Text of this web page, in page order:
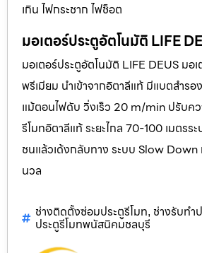
เกิน ไฟกระชาก ไฟช็อต
มอเตอร์ประตูอัตโนมัติ LIFE
มอเตอร์ประตูอัตโนมัติ LIFE DEUS มอ
พรีเมียม นำเข้าจากอิตาลีแท้ มีแบตสำรอ
แม้ตอนไฟดับ วิ่งเร็ว 20 m/min ปรับคว
รีโมทอิตาลีแท้ ระยะไกล 70-100 เมตร
ชนแล้วเด้งกลับทาง ระบบ Slow Down
นวล
ช่างติดตั้งซ่อมประตูรีโมท, ช่างรับทำ
ประตูรีโมทพนัสนิคมชลบุรี